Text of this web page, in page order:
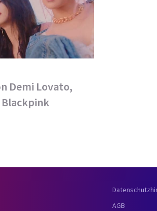
Demi Lovato,
Blackpink
AGB